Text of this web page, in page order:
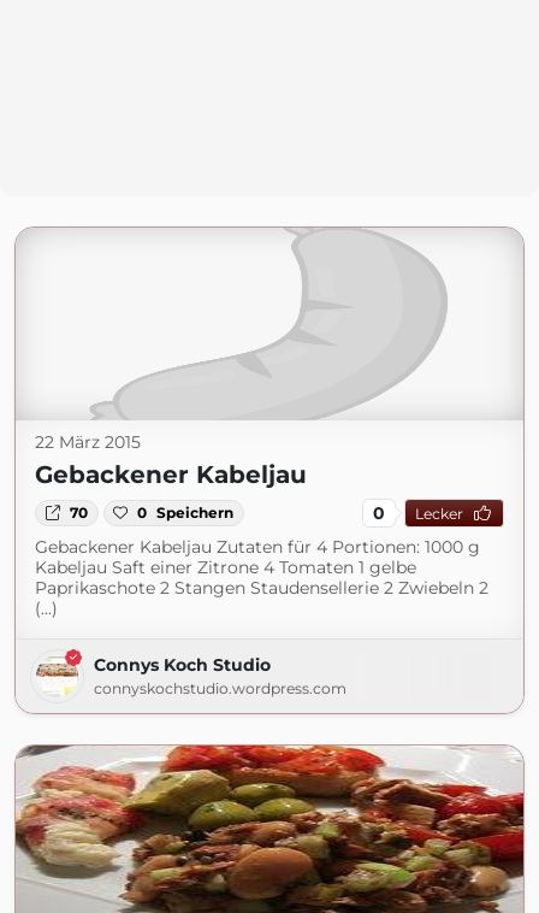
22 März 2015
Gebackener Kabeljau
70 0 Speichern 0 Lecker
Gebackener Kabeljau Zutaten für 4 Portionen: 1000 g
Kabeljau Saft einer Zitrone 4 Tomaten 1 gelbe
Paprikaschote 2 Stangen Staudensellerie 2 Zwiebeln 2
(...)
Connys Koch Studio
connyskochstudio.wordpress.com